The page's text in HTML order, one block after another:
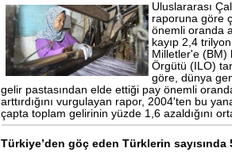
Uluslararası
raporuna göre
önemli oranda
kayıp 2,4
Milletler'e (BM)
Örgütü (ILO)
göre, dünya
gelir pastasından elde ettiği pay önemli
arttırdığını vurgulayan rapor, 2004'ten bu
çapta toplam gelirinin yüzde 1,6 azaldığını
Türkiye’den göç eden Türklerin sayısında